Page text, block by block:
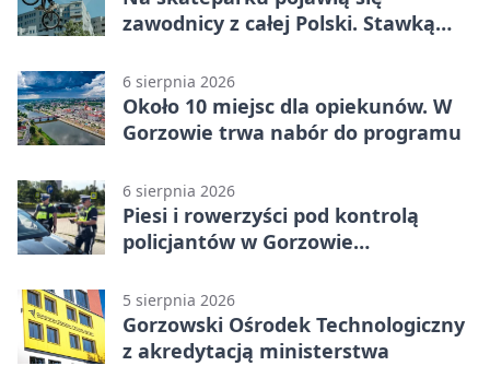
zawodnicy z całej Polski. Stawką
6 sierpnia 2026
Około 10 miejsc dla opiekunów. W
Gorzowie trwa nabór do programu
6 sierpnia 2026
Piesi i rowerzyści pod kontrolą
policjantów w Gorzowie
5 sierpnia 2026
Gorzowski Ośrodek Technologiczny
z akredytacją ministerstwa